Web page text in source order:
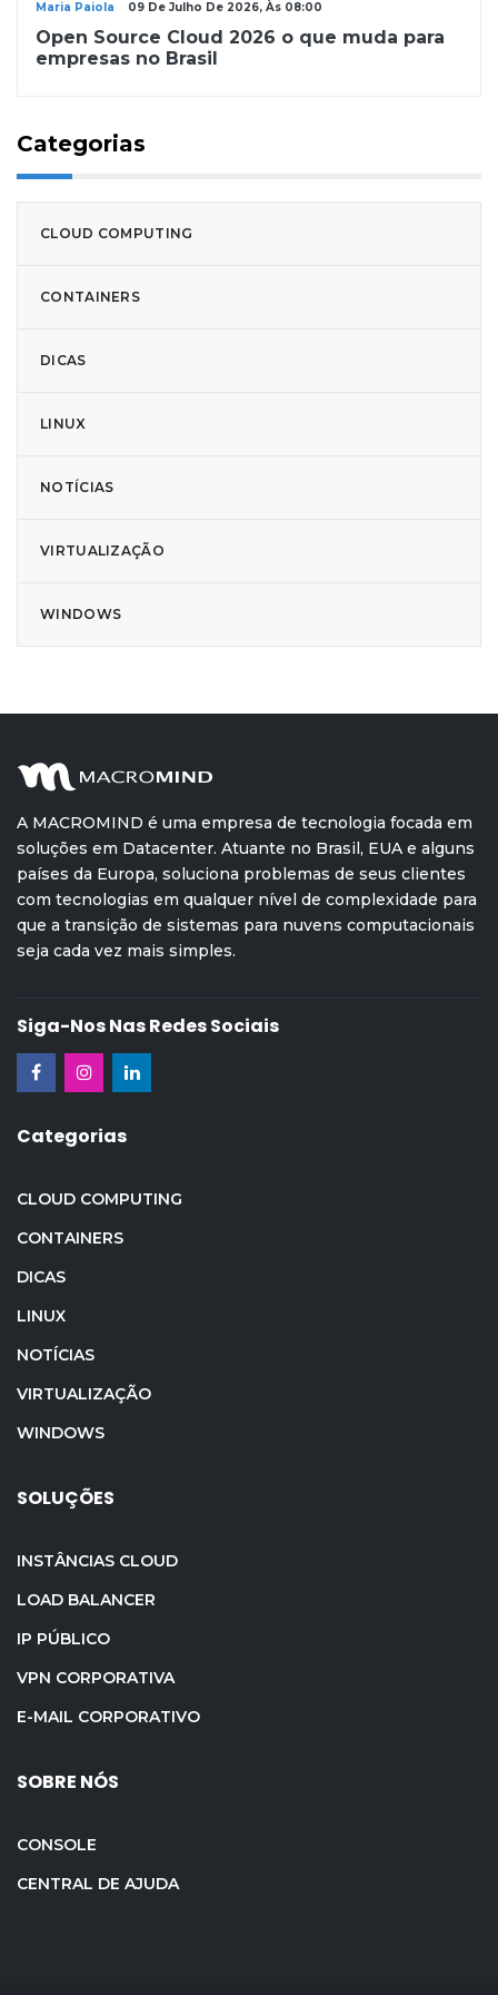
Maria Paiola 09 De Julho De 2026, Às 08:00
Open Source Cloud 2026 o que muda para
empresas no Brasil
Categorias
CLOUD COMPUTING
CONTAINERS
DICAS
LINUX
NOTÍCIAS
VIRTUALIZAÇÃO
WINDOWS
A MACROMIND é uma empresa de tecnologia focada em
soluções em Datacenter. Atuante no Brasil, EUA e alguns
países da Europa, soluciona problemas de seus clientes
com tecnologias em qualquer nível de complexidade para
que a transição de sistemas para nuvens computacionais
seja cada vez mais simples.
Siga-Nos Nas Redes Sociais
Categorias
CLOUD COMPUTING
CONTAINERS
DICAS
LINUX
NOTÍCIAS
VIRTUALIZAÇÃO
WINDOWS
SOLUÇÕES
INSTÂNCIAS CLOUD
LOAD BALANCER
IP PÚBLICO
VPN CORPORATIVA
E-MAIL CORPORATIVO
SOBRE NÓS
CONSOLE
CENTRAL DE AJUDA